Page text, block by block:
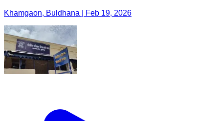
Khamgaon, Buldhana | Feb 19, 2026